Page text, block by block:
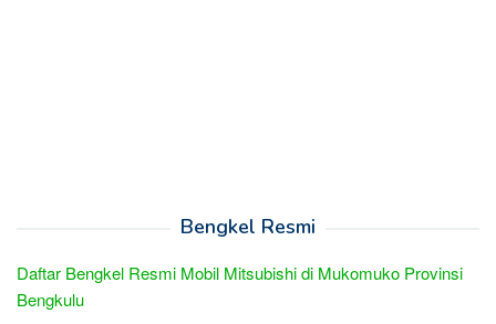
Bengkel Resmi
Daftar Bengkel Resmi Mobil Mitsubishi di Mukomuko Provinsi
Bengkulu